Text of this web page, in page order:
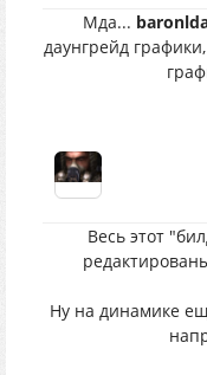
Мда...
даунгрейд
Весь этот
Ну на динамике